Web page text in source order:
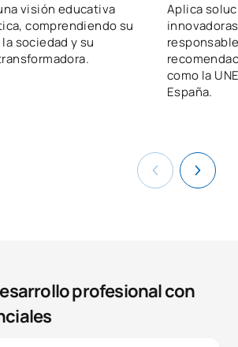
visión educativa
comprendiendo su
sociedad y su
Aplica
como la
España.
profesional con